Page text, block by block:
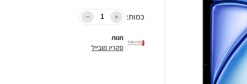
כמות:
חנות
סקרין מובייל